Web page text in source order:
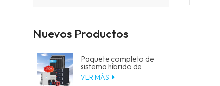
Nuevos Productos
Paquete completo de
sistema híbrido de
energía solar de 5 kW,
10 kW, 20 kW y 30 kW
VER MÁS